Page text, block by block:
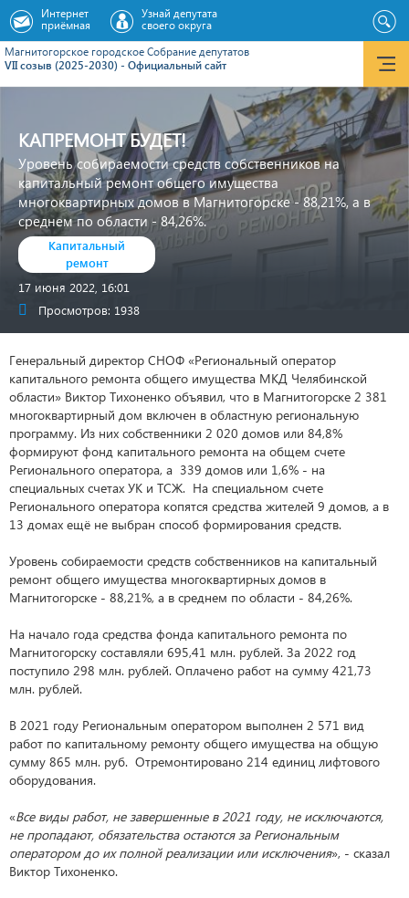
Магнитогорское городское Cобрание депутатов
VII созыв (2025-2030) - Официальный сайт
Интернет
приёмная
Узнай депутата
своего округа
КАПРЕМОНТ БУДЕТ!
Уровень собираемости средств собственников на
капитальный ремонт общего имущества
многоквартирных домов в Магнитогорске - 88,21%, а в
среднем по области - 84,26%.
Капитальный
ремонт
17 июня 2022, 16:01
Просмотров: 1938
Генеральный директор СНОФ «Региональный оператор
капитального ремонта общего имущества МКД Челябинской
области» Виктор Тихоненко объявил, что в Магнитогорске 2 381
многоквартирный дом включен в областную региональную
программу. Из них собственники 2 020 домов или 84,8%
формируют фонд капитального ремонта на общем счете
Регионального оператора, а 339 домов или 1,6% - на
специальных счетах УК и ТСЖ. На специальном счете
Регионального оператора копятся средства жителей 9 домов, а в
13 домах ещё не выбран способ формирования средств.
Уровень собираемости средств собственников на капитальный
ремонт общего имущества многоквартирных домов в
Магнитогорске - 88,21%, а в среднем по области - 84,26%.
На начало года средства фонда капитального ремонта по
Магнитогорску составляли 695,41 млн. рублей. За 2022 год
поступило 298 млн. рублей. Оплачено работ на сумму 421,73
млн. рублей.
В 2021 году Региональным оператором выполнен 2 571 вид
работ по капитальному ремонту общего имущества на общую
сумму 865 млн. руб. Отремонтировано 214 единиц лифтового
оборудования.
«Все виды работ, не завершенные в 2021 году, не исключаются,
не пропадают, обязательства остаются за Региональным
оператором до их полной реализации или исключения», - сказал
Виктор Тихоненко.